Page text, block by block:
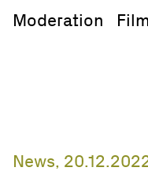
Zum Inhalt
Moderation Film
News,